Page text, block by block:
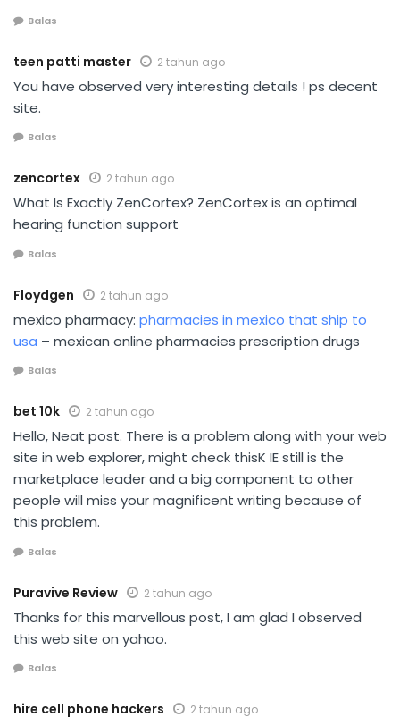
Balas
teen patti master 2 tahun ago
You have observed very interesting details ! ps decent
site.
Balas
zencortex 2 tahun ago
What Is Exactly ZenCortex? ZenCortex is an optimal
hearing function support
Balas
Floydgen 2 tahun ago
mexico pharmacy: pharmacies in mexico that ship to
usa – mexican online pharmacies prescription drugs
Balas
bet 10k 2 tahun ago
Hello, Neat post. There is a problem along with your web
site in web explorer, might check thisK IE still is the
marketplace leader and a big component to other
people will miss your magnificent writing because of
this problem.
Balas
Puravive Review 2 tahun ago
Thanks for this marvellous post, I am glad I observed
this web site on yahoo.
Balas
hire cell phone hackers 2 tahun ago